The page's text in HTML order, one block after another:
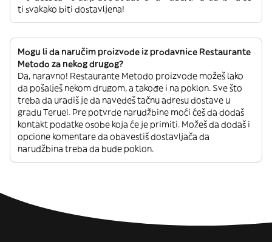
ti svakako biti dostavljena!
Mogu li da naručim proizvode iz prodavnice Restaurante
Metodo za nekog drugog?
Da, naravno! Restaurante Metodo proizvode možeš lako
da pošalješ nekom drugom, a takođe i na poklon. Sve što
treba da uradiš je da navedeš tačnu adresu dostave u
gradu Teruel. Pre potvrde narudžbine moći ćeš da dodaš
kontakt podatke osobe koja će je primiti. Možeš da dodaš i
opcione komentare da obavestiš dostavljača da
narudžbina treba da bude poklon.